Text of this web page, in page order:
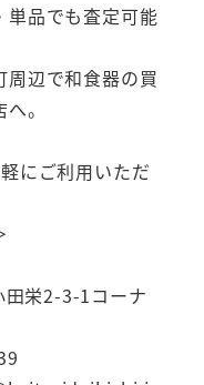
単品でも査定可能
周辺で和食器の買
。
にご利用いただ
田栄2-3-1コーナ